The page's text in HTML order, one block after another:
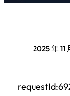
2025 年 11